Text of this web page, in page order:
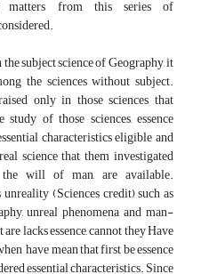
matters from this series of
subject science of Geography, it
the sciences without subject.
only in those sciences that
of those sciences, essence
characteristics eligible and
science that them investigated
the will of man, are available.
(Sciences credit) such as
unreal phenomena and man-
lacks essence, cannot they Have
have mean that first be essence
essential characteristics. Since